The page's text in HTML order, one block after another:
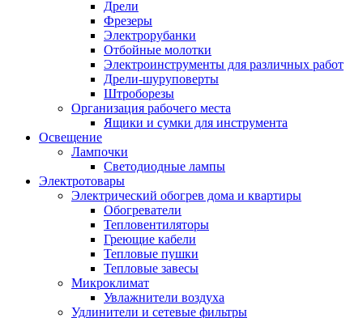
Дрели
Фрезеры
Электрорубанки
Отбойные молотки
Электроинструменты для различных работ
Дрели-шуруповерты
Штроборезы
Организация рабочего места
Ящики и сумки для инструмента
Освещение
Лампочки
Светодиодные лампы
Электротовары
Электрический обогрев дома и квартиры
Обогреватели
Тепловентиляторы
Греющие кабели
Тепловые пушки
Тепловые завесы
Микроклимат
Увлажнители воздуха
Удлинители и сетевые фильтры